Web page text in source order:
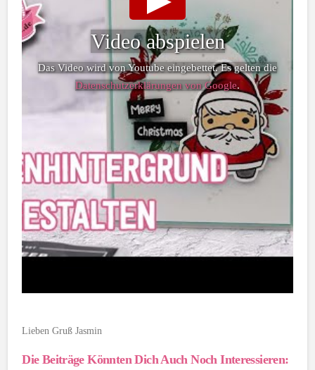
Video abspielen
Das Video wird von Youtube eingebettet. Es gelten die
Datenschutzerklärungen von Google.
Lieben Gruß Jasmin
Die Beiträge Könnten Dich Auch Noch Interessieren: